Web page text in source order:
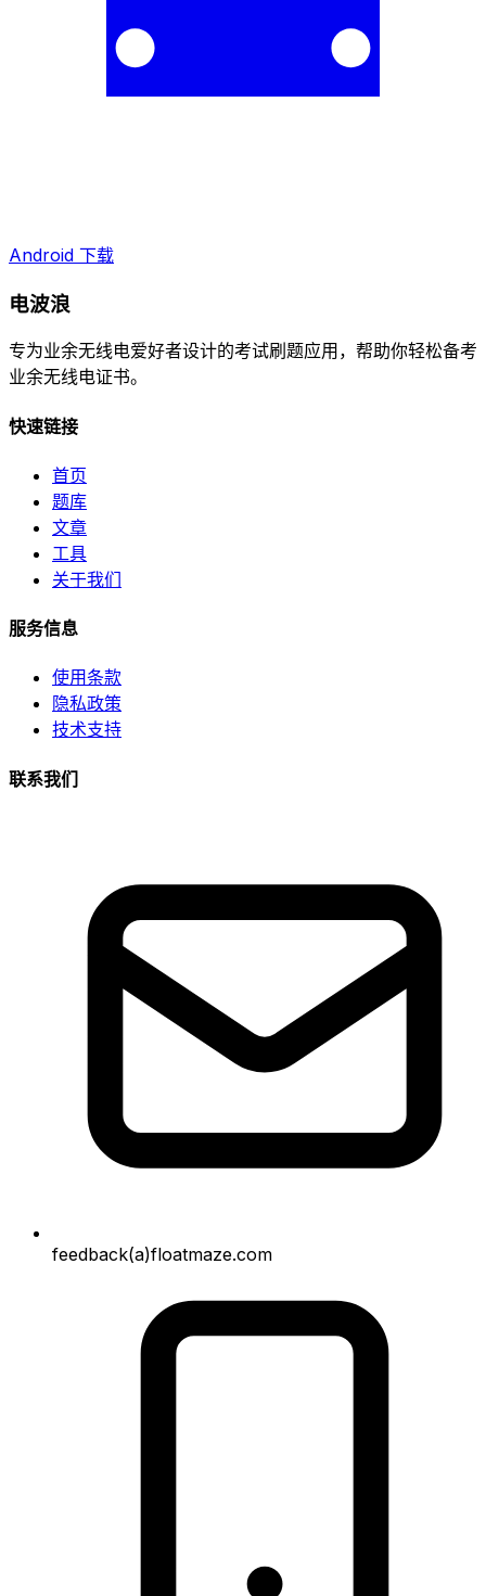
Android 下载
电波浪
专为业余无线电爱好者设计的考试刷题应用，帮助你轻松备考
业余无线电证书。
快速链接
首页
题库
文章
工具
关于我们
服务信息
使用条款
隐私政策
技术支持
联系我们
feedback(a)floatmaze.com